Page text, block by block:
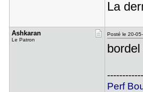
La
Ashkaran
Le Patron
Posté le 20-
Perf